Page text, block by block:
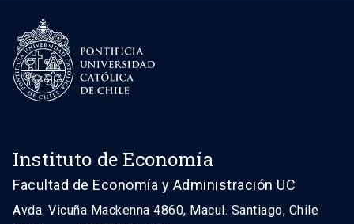
Instituto de Economía
Facultad de Economía y Administración UC
Avda. Vicuña Mackenna 4860, Macul. Santiago, Chile